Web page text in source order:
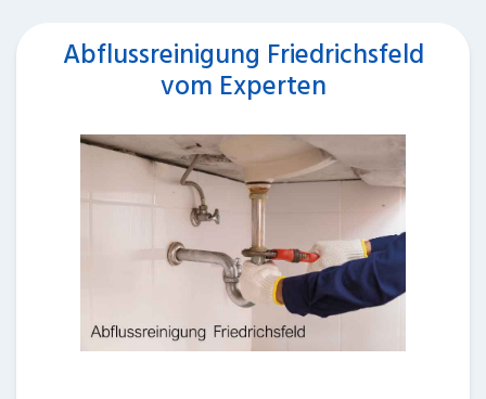
Abflussreinigung Friedrichsfeld
vom Experten